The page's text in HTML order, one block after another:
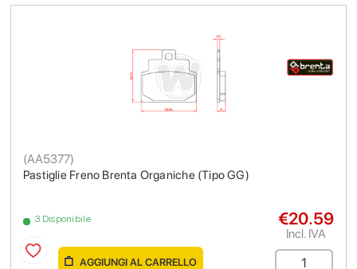
Pastiglie Freno Brenta Organiche (Tipo GG)
(AA5377)
3 Disponibile €20.59
Incl. IVA
AGGIUNGI AL CARRELLO